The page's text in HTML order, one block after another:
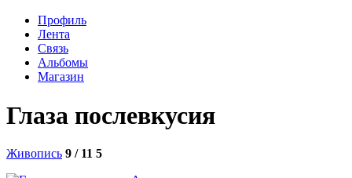
Профиль
Лента
Связь
Альбомы
Магазин
Глаза послевкусия
Живопись 9 / 11 5